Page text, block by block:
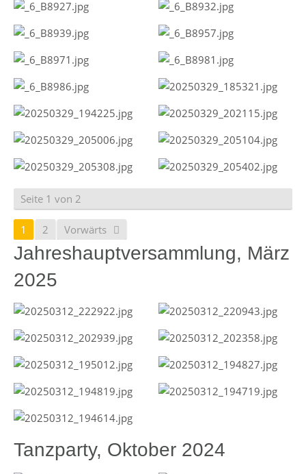
Seite 1 von 2
1 2 Vorwärts
Jahreshauptversammlung, März
2025
Tanzparty, Oktober 2024